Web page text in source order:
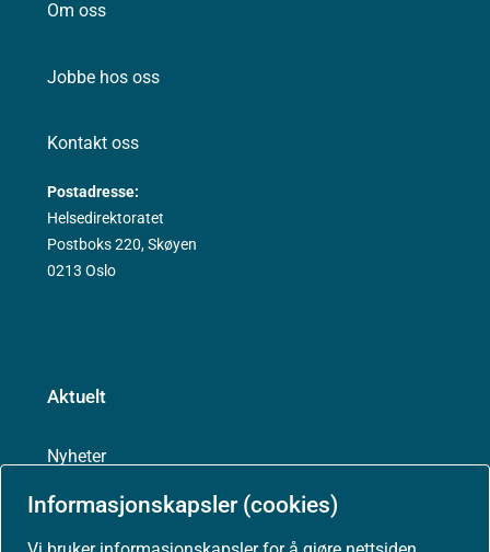
Informasjonskapsler (cookies)
Om oss
Jobbe hos oss
Kontakt oss
Postadresse:
Helsedirektoratet
Postboks 220, Skøyen
0213 Oslo
Aktuelt
Nyheter
Arrangementer